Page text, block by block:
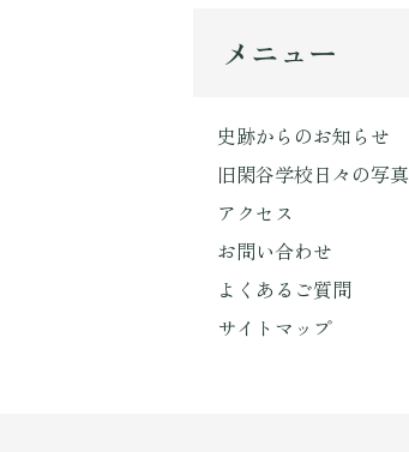
メニュー
史跡からのお知らせ
旧閑谷学校日々の写真
アクセス
お問い合わせ
よくあるご質問
サイトマップ